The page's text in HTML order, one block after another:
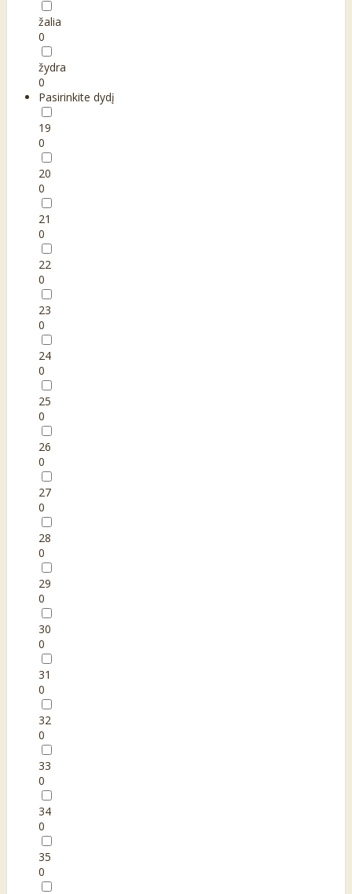
žalia
0
žydra
0
Pasirinkite dydį
19
0
20
0
21
0
22
0
23
0
24
0
25
0
26
0
27
0
28
0
29
0
30
0
31
0
32
0
33
0
34
0
35
0